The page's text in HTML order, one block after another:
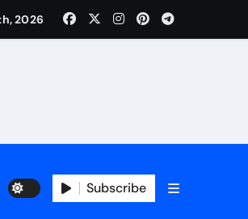
2026
Subscribe